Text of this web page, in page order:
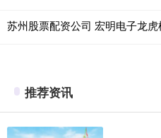
苏州股票配资公司 宏明电子龙虎
推荐资讯